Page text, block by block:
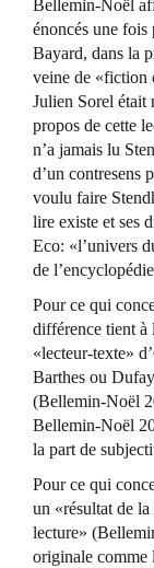
Bellemin-Noël
énoncés une fois
Bayard, dans la
veine de «fiction
Julien Sorel était
propos de cette
n’a jamais lu
d’un contresens
voulu faire
lire existe et ses
Eco: «l’univers
de
Pour ce qui
différence tient à
«lecteur-texte»
Barthes ou
(Bellemin-Noël
Bellemin-Noël
la part de
Pour ce qui
un «résultat de
lecture»
originale comme